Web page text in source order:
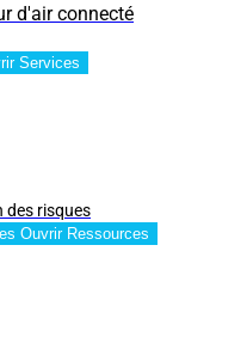
d'air connecté
Services
des risques
Ouvrir Ressources